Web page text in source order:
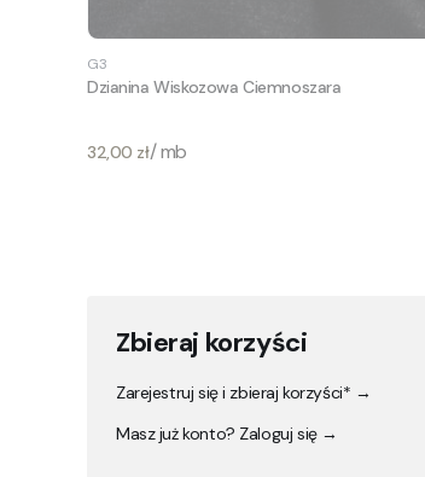
G3
Dzianina Wiskozowa Ciemnoszara
Cena
32,00 zł/ mb
Zbieraj korzyści
Zarejestruj się i zbieraj korzyści* →
Masz już konto? Zaloguj się →